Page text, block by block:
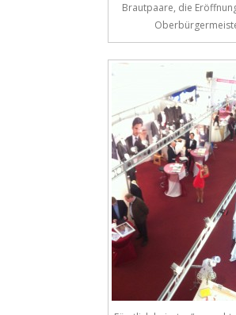
Brautpaare, die